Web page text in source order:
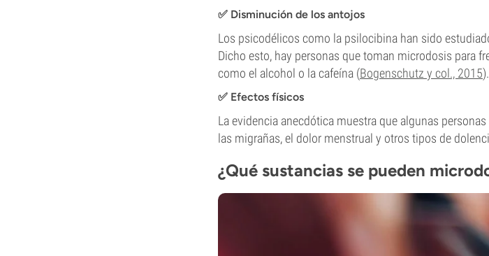
✅ Disminución de los antojos
Los psicodélicos como la psilocibina han sido
Dicho esto, hay personas que toman microdosis para
como el alcohol o la cafeína (Bogenschutz y col., 2015).
✅ Efectos físicos
La evidencia anecdótica muestra que algunas
las migrañas, el dolor menstrual y otros tipos de
¿Qué sustancias se pueden